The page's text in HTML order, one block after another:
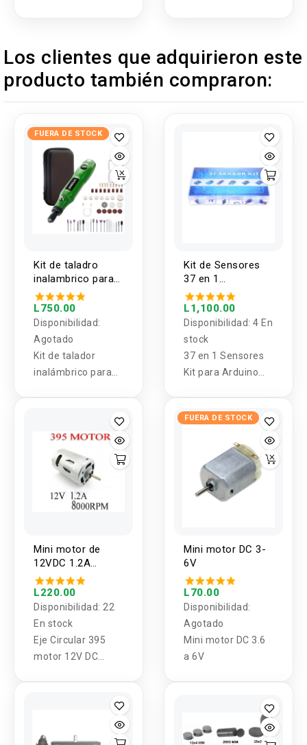
visualización único.
Los clientes que adquirieron este
producto también compraron:
FUERA DE STOCK
Kit de taladro
inalambrico para
desbastes
JANGKLIFE
L750.00
Disponibilidad:
Agotado
Kit de talador
inalámbrico para
Kit de Sensores
37 en 1
Compatible con
Arduino
L1,100.00
Disponibilidad: 4 En
stock
37 en 1 Sensores
Kit para Arduino
Mini motor de
12VDC 1.2A
8000RPM alto
torque
L220.00
Disponibilidad: 22
En stock
Eje Circular 395
motor 12V DC
FUERA DE STOCK
Mini motor DC 3-
6V
L70.00
Disponibilidad:
Agotado
Mini motor DC 3.6
a 6V